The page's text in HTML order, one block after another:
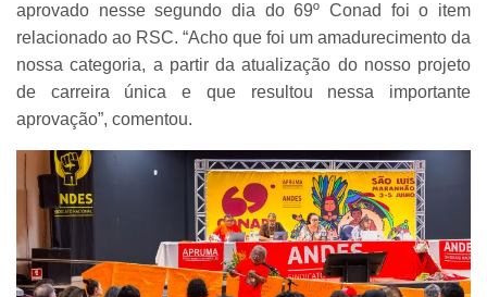
aprovado nesse segundo dia do 69º Conad foi o item
relacionado ao RSC. “Acho que foi um amadurecimento da
nossa categoria, a partir da atualização do nosso projeto
de carreira única e que resultou nessa importante
aprovação”, comentou.